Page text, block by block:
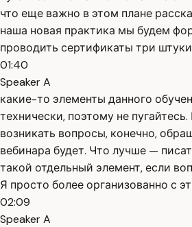
что еще важно в этом плане
наша новая практика мы будем
проводить сертификаты три
01:40
Speaker A
какие-то элементы данного
технически, поэтому не пугайтесь.
возникать вопросы, конечно,
вебинара будет. Что лучше —
такой отдельный элемент, если
Я просто более организованно с
02:09
Speaker A